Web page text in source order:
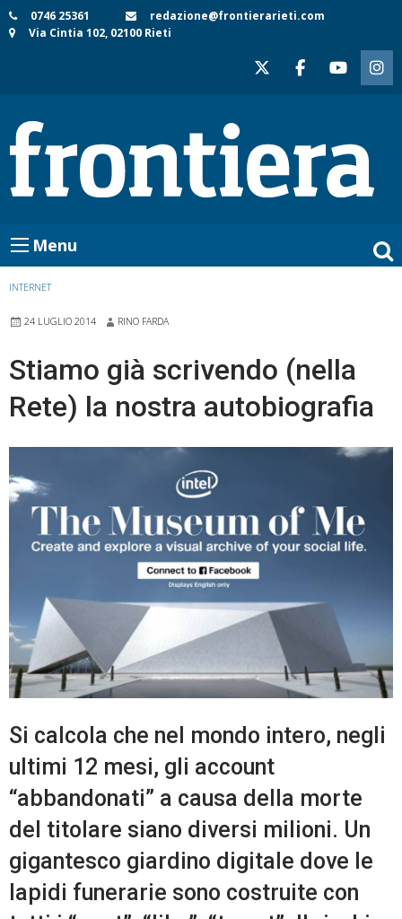
Skip
to
0746 25361
redazione@frontierarieti.com
Via Cintia 102, 02100 Rieti
Menu
INTERNET
24 LUGLIO 2014 RINO FARDA
Stiamo già scrivendo (nella
Rete) la nostra autobiografia
Si calcola che nel mondo intero, negli
ultimi 12 mesi, gli account
“abbandonati” a causa della morte
del titolare siano diversi milioni. Un
gigantesco giardino digitale dove le
lapidi funerarie sono costruite con